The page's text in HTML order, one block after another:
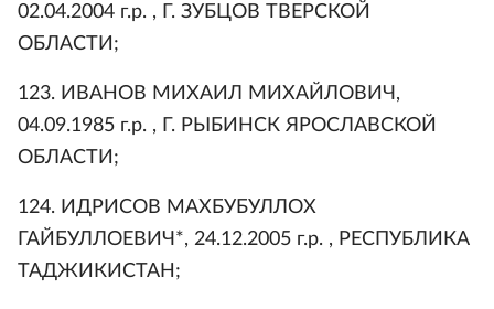
02.04.2004 г.р. , Г. ЗУБЦОВ ТВЕРСКОЙ
ОБЛАСТИ;
123. ИВАНОВ МИХАИЛ МИХАЙЛОВИЧ,
04.09.1985 г.р. , Г. РЫБИНСК ЯРОСЛАВСКОЙ
ОБЛАСТИ;
124. ИДРИСОВ МАХБУБУЛЛОХ
ГАЙБУЛЛОЕВИЧ*, 24.12.2005 г.р. , РЕСПУБЛИКА
ТАДЖИКИСТАН;